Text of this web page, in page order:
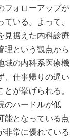
フォローアップが
いる。よって、
見据えた内科診療
理という観点から
域の内科系医療機
、仕事帰りの遅い
が挙げられる。
のハードルが低
能となっている点
非常に優れている